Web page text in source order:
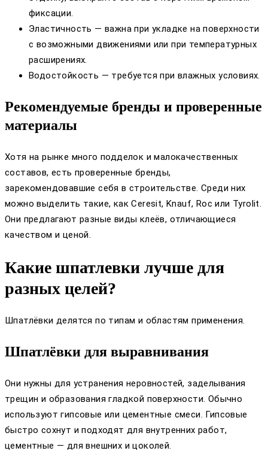
фиксации.
Эластичность — важна при укладке на поверхности
с возможными движениями или при температурных
расширениях.
Водостойкость — требуется при влажных условиях.
Рекомендуемые бренды и проверенные
материалы
Хотя на рынке много подделок и малокачественных
составов, есть проверенные бренды,
зарекомендовавшие себя в строительстве. Среди них
можно выделить такие, как Ceresit, Knauf, Roc или Tyrolit.
Они предлагают разные виды клеёв, отличающиеся
качеством и ценой.
Какие шпатлевки лучше для
разных целей?
Шпатлёвки делятся по типам и областям применения.
Шпатлёвки для выравнивания
Они нужны для устранения неровностей, заделывания
трещин и образования гладкой поверхности. Обычно
используют гипсовые или цементные смеси. Гипсовые
быстро сохнут и подходят для внутренних работ,
цементные — для внешних и цоколей.